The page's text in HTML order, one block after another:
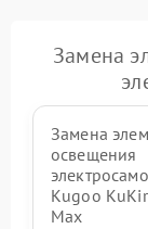
Замена
Замена
освещения
Kugoo
Max